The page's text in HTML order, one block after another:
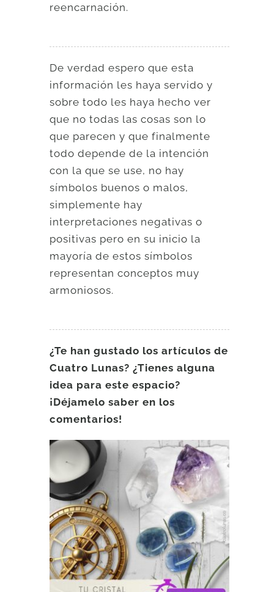
reencarnación.
De verdad espero que esta
información les haya servido y
sobre todo les haya hecho ver
que no todas las cosas son lo
que parecen y que finalmente
todo depende de la intención
con la que se use, no hay
símbolos buenos o malos,
simplemente hay
interpretaciones negativas o
positivas pero en su inicio la
mayoría de estos símbolos
representan conceptos muy
armoniosos.
¿Te han gustado los artículos de
Cuatro Lunas? ¿Tienes alguna
idea para este espacio?
¡Déjamelo saber en los
comentarios!